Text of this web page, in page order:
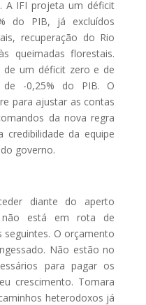
A IFI projeta um déficit
do PIB, já excluídos
recuperação do Rio
queimadas florestais.
um déficit zero e de
de -0,25% do PIB. O
para ajustar as contas
da nova regra
da equipe
governo.
diante do aperto
não está em rota de
O orçamento
Não estão no
para pagar os
crescimento. Tomara
heterodoxos já